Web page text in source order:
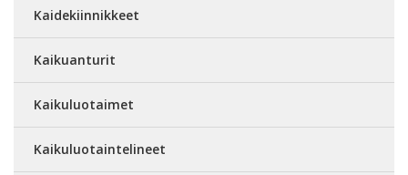
Kaidekiinnikkeet
Kaikuanturit
Kaikuluotaimet
Kaikuluotaintelineet